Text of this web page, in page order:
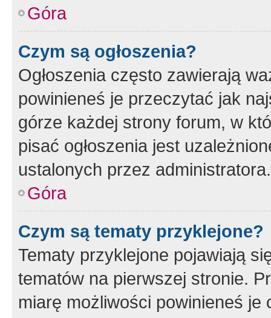
Góra
Czym są ogłoszenia?
Ogłoszenia często zawierają
powinieneś je przeczytać jak
górze każdej strony forum, w
pisać ogłoszenia jest
ustalonych przez administratora.
Góra
Czym są tematy przyklejone?
Tematy przyklejone pojawiają
tematów na pierwszej stronie.
miarę możliwości powinieneś je